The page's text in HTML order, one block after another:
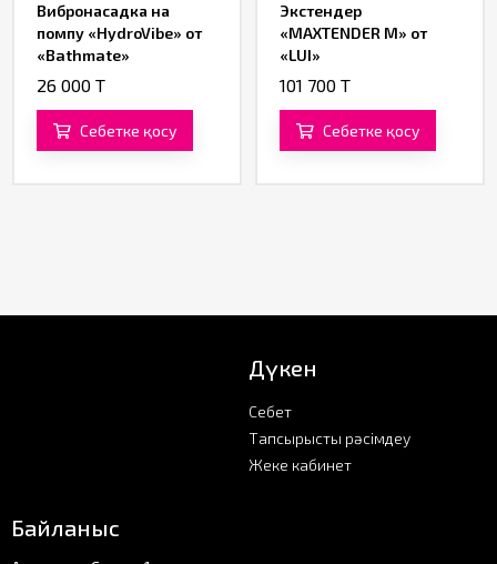
Вибронасадка на
помпу «HydroVibe» от
«Bathmate»
26 000 T
Себетке қосу
Экстендер
«MAXTENDER M» от
«LUI»
101 700 T
Себетке қосу
Дүкен
Себет
Тапсырысты рәсімдеу
Жеке кабинет
Байланыс